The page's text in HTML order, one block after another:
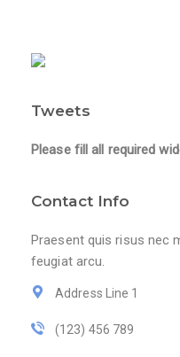
Tweets
Please fill all required
Contact Info
Praesent quis risus nec
feugiat arcu.
Address Line 1
(123) 456 789